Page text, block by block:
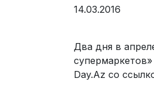
14.03.2016
Два дня в
Day.Az со